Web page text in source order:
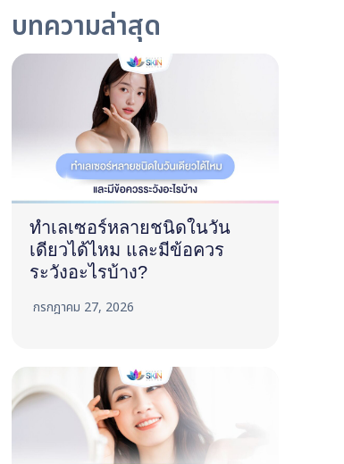
บทความล่าสุด
ทำเลเซอร์หลายชนิดในวัน
เดียวได้ไหม และมีข้อควร
ระวังอะไรบ้าง?
กรกฎาคม 27, 2026